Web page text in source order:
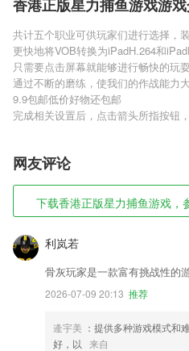
香港正版星力捕鱼游戏游
共计五个职业可供玩家们进行选择，
更快地将VOB转换为iPadH.264和
只需要点击屏幕就能够进行畅快的玩
通过不断的磨练，使我们的作战能力
9.9包邮低价好物还包邮
完成相关设置后，点击箭头所指按钮
网友评论
下载香港正版星力捕鱼游戏，
利岚若
骨灰玩家是一款富有挑战性的
2026-07-09 20:13 推荐
逄宇美 ：提供多种游戏模式和
好，以
来自